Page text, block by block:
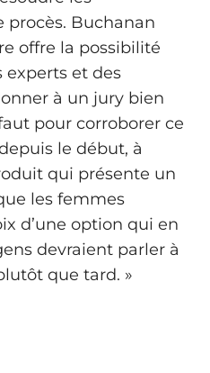
procès. Buchanan
offre la possibilité
experts et des
à un jury bien
pour corroborer ce
le début, à
qui présente un
les femmes
d’une option qui en
devraient parler à
que tard. »